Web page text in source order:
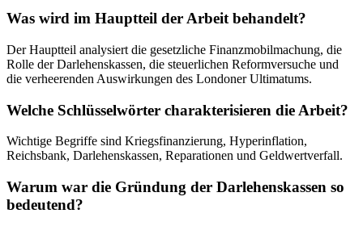
Was wird im Hauptteil der Arbeit behandelt?
Der Hauptteil analysiert die gesetzliche Finanzmobilmachung, die
Rolle der Darlehenskassen, die steuerlichen Reformversuche und
die verheerenden Auswirkungen des Londoner Ultimatums.
Welche Schlüsselwörter charakterisieren die Arbeit?
Wichtige Begriffe sind Kriegsfinanzierung, Hyperinflation,
Reichsbank, Darlehenskassen, Reparationen und Geldwertverfall.
Warum war die Gründung der Darlehenskassen so
bedeutend?